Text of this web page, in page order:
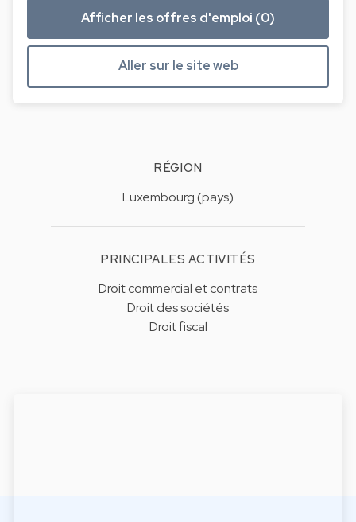
Afficher les offres d'emploi (0)
Aller sur le site web
RÉGION
Luxembourg (pays)
PRINCIPALES ACTIVITÉS
Droit commercial et contrats
Droit des sociétés
Droit fiscal